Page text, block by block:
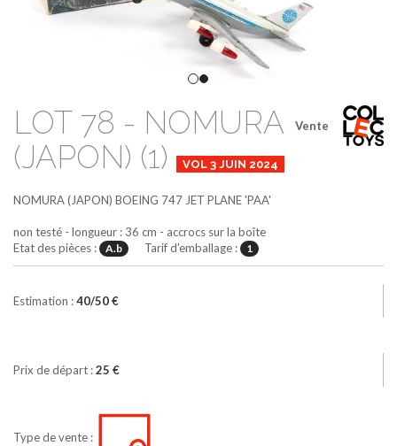
Vente
LOT 78 - NOMURA
(JAPON) (1)
VOL 3 JUIN 2024
NOMURA (JAPON) BOEING 747 JET PLANE 'PAA'
non testé - longueur : 36 cm - accrocs sur la boîte
Etat des pièces :
A.b Tarif d'emballage : 1
Estimation :40/50 €
Prix de départ :25 €
Type de vente :